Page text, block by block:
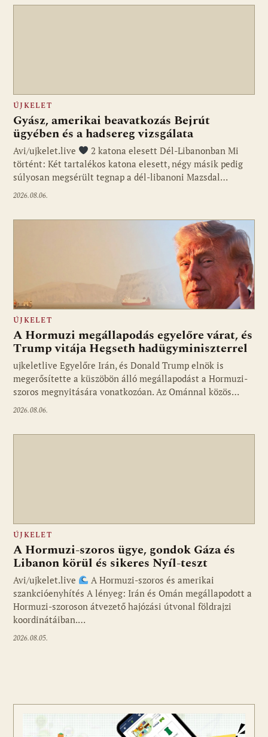
ÚJKELET
Gyász, amerikai beavatkozás Bejrút
ügyében és a hadsereg vizsgálata
Avi/ujkelet.live
2 katona elesett Dél-Libanonban Mi
történt: Két tartalékos katona elesett, négy másik pedig
súlyosan megsérült tegnap a dél-libanoni Mazsdal…
2026.08.06.
Fotó: ujkelet.live
ÚJKELET
A Hormuzi megállapodás egyelőre várat, és
Trump vitája Hegseth hadügyminiszterrel
ujkeletlive Egyelőre Irán, és Donald Trump elnök is
megerősítette a küszöbön álló megállapodást a Hormuzi-
szoros megnyitására vonatkozóan. Az Ománnal közös…
2026.08.06.
ÚJKELET
A Hormuzi-szoros ügye, gondok Gáza és
Libanon körül és sikeres Nyíl-teszt
Avi/ujkelet.live
A Hormuzi-szoros és amerikai
szankcióenyhítés A lényeg: Irán és Omán megállapodott a
Hormuzi-szoroson átvezető hajózási útvonal földrajzi
koordinátáiban.…
2026.08.05.